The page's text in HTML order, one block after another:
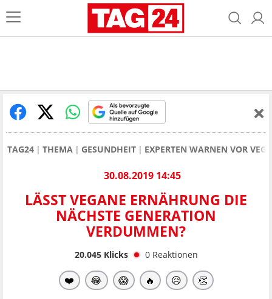
TAG24 THEMA GESUNDHEIT EXPERTEN WARNEN VOR
30.08.2019 14:45
LÄSST VEGANE ERNÄHRUNG DIE
NÄCHSTE GENERATION
VERDUMMEN?
20.045Klicks 0 Reaktionen
❤️ 😂 😱 🔥 😥 👏